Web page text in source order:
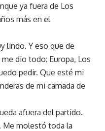
ya fuera de Los
más en el
lindo. Y eso que de
dio todo: Europa, Los
pedir. Que esté mi
de mi camada de
afuera del partido.
Me molestó toda la